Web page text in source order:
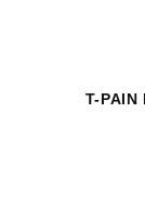
T-PAIN